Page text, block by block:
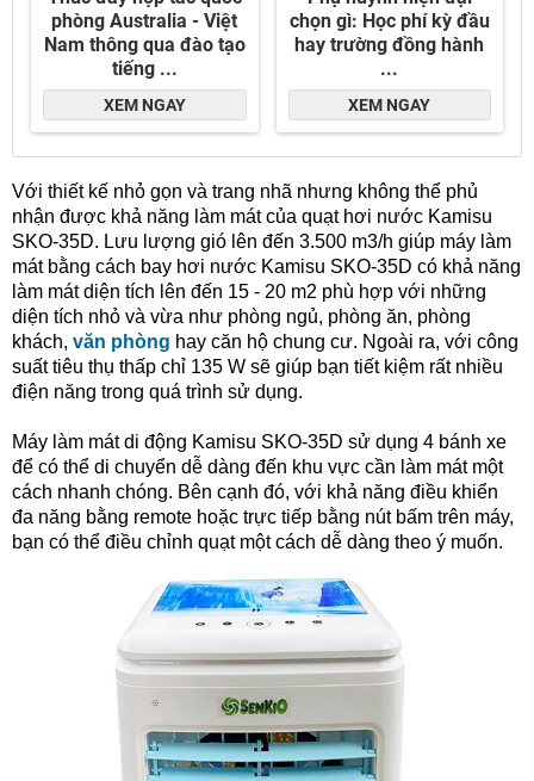
Với thiết kế nhỏ gọn và trang nhã nhưng không thể phủ
nhận được khả năng làm mát của quạt hơi nước Kamisu
SKO-35D. Lưu lượng gió lên đến 3.500 m3/h giúp máy làm
mát bằng cách bay hơi nước Kamisu SKO-35D có khả năng
làm mát diện tích lên đến 15 - 20 m2 phù hợp với những
diện tích nhỏ và vừa như phòng ngủ, phòng ăn, phòng
khách, văn phòng hay căn hộ chung cư. Ngoài ra, với công
suất tiêu thụ thấp chỉ 135 W sẽ giúp bạn tiết kiệm rất nhiều
điện năng trong quá trình sử dụng.
Máy làm mát di động Kamisu SKO-35D sử dụng 4 bánh xe
để có thể di chuyển dễ dàng đến khu vực cần làm mát một
cách nhanh chóng. Bên cạnh đó, với khả năng điều khiển
đa năng bằng remote hoặc trực tiếp bằng nút bấm trên máy,
bạn có thể điều chỉnh quạt một cách dễ dàng theo ý muốn.